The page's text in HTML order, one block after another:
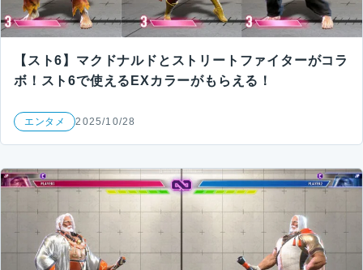
【スト6】マクドナルドとストリートファイターがコラ
ボ！スト6で使えるEXカラーがもらえる！
エンタメ 2025/10/28